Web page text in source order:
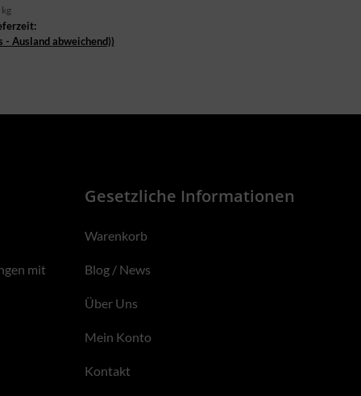
- Ausland abweichend))
mit
Gesetzliche Informationen
Warenkorb
Blog / News
Über Uns
Mein Konto
Kontakt